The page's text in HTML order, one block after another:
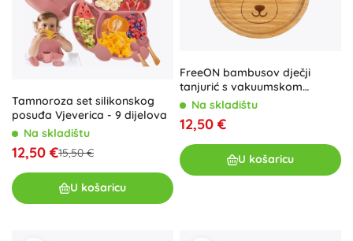
Tamnoroza set silikonskog
posuđa Vjeverica - 9 dijelova
Na skladištu
12,50 €15,50 €
U košaricu
FreeON bambusov dječji
tanjurić s vakuumskom
podlogom – Koala
Na skladištu
12,50 €
U košaricu